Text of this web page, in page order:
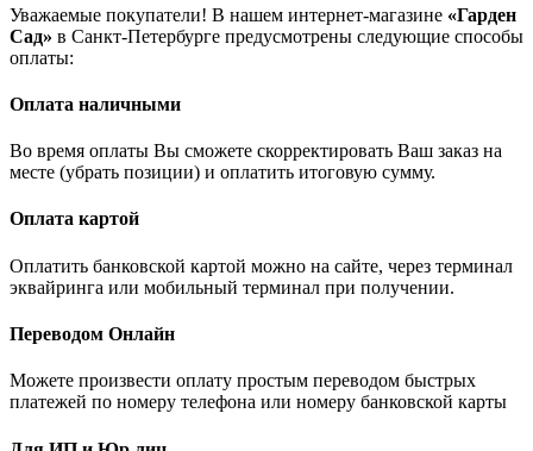
Уважаемые покупатели! В нашем интернет-магазине «Гарден
Сад» в Санкт-Петербурге предусмотрены следующие способы
оплаты:
Оплата наличными
Во время оплаты Вы сможете скорректировать Ваш заказ на
месте (убрать позиции) и оплатить итоговую сумму.
Оплата картой
Оплатить банковской картой можно на сайте, через терминал
эквайринга или мобильный терминал при получении.
Переводом Онлайн
Можете произвести оплату простым переводом быстрых
платежей по номеру телефона или номеру банковской карты